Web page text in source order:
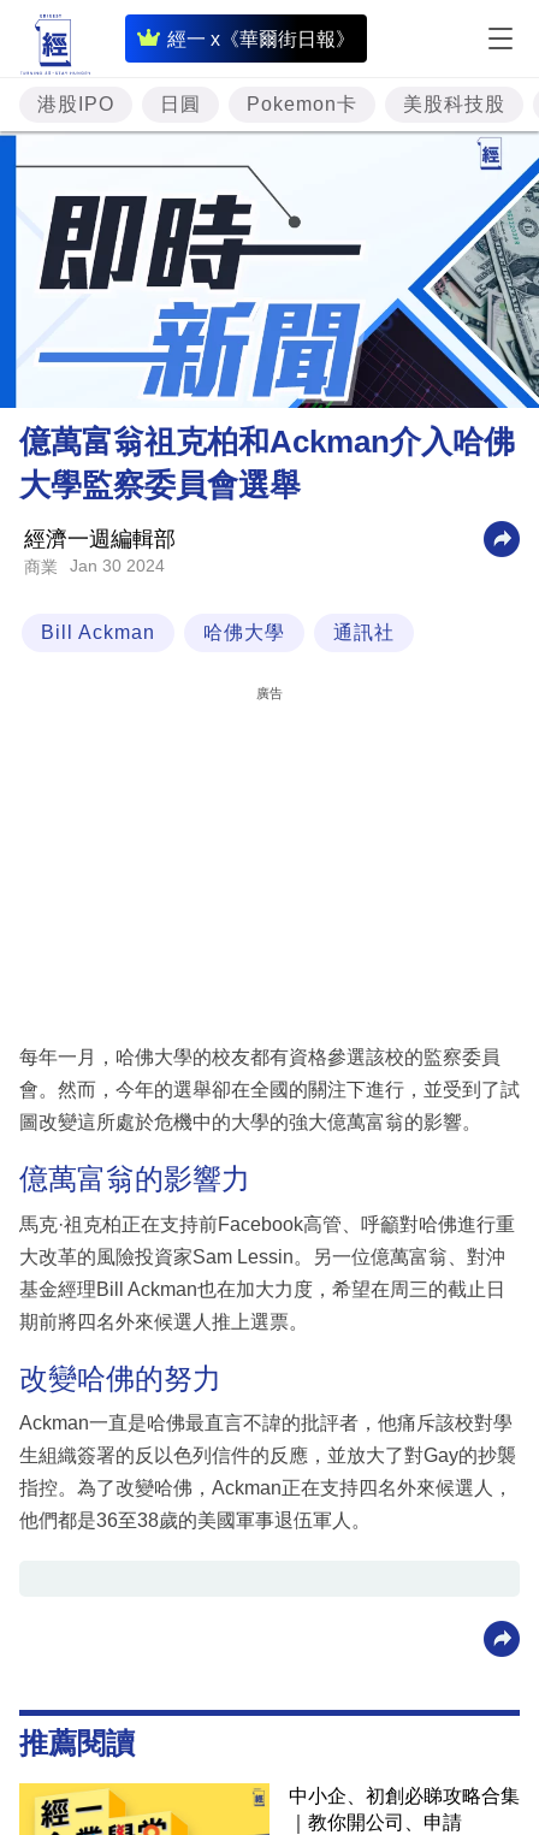
經一 x《華爾街日報》
即
時
財
經
專
題
投
資
樓
市
財
商
業
科
區
港股IPO 日圓 Pokemon卡 美股科技股
億萬富翁祖克柏和Ackman介入哈佛
大學監察委員會選舉
經濟一週編輯部
商業 Jan 30 2024
Bill Ackman 哈佛大學 通訊社
廣告
每年一月，哈佛大學的校友都有資格參選該校的監察委員
會。然而，今年的選舉卻在全國的關注下進行，並受到了試
圖改變這所處於危機中的大學的強大億萬富翁的影響。
億萬富翁的影響力
馬克·祖克柏正在支持前Facebook高管、呼籲對哈佛進行重
大改革的風險投資家Sam Lessin。另一位億萬富翁、對沖
基金經理Bill Ackman也在加大力度，希望在周三的截止日
期前將四名外來候選人推上選票。
改變哈佛的努力
Ackman一直是哈佛最直言不諱的批評者，他痛斥該校對學
生組織簽署的反以色列信件的反應，並放大了對Gay的抄襲
指控。為了改變哈佛，Ackman正在支持四名外來候選人，
他們都是36至38歲的美國軍事退伍軍人。
推薦閱讀
中小企、初創必睇攻略合集
｜教你開公司、申請